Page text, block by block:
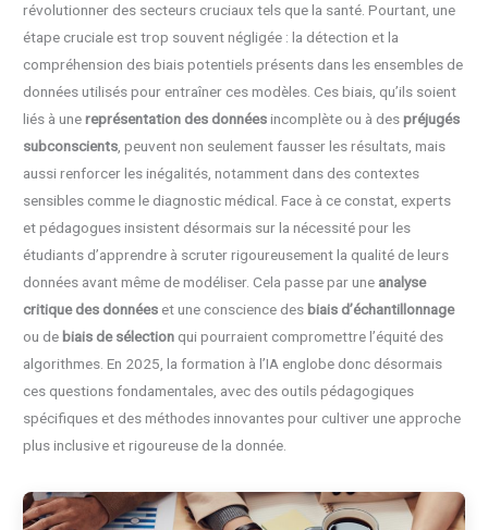
révolutionner des secteurs cruciaux tels que la santé. Pourtant, une
étape cruciale est trop souvent négligée : la détection et la
compréhension des biais potentiels présents dans les ensembles de
données utilisés pour entraîner ces modèles. Ces biais, qu’ils soient
liés à unereprésentation des donnéesincomplète ou à despréjugés
subconscients, peuvent non seulement fausser les résultats, mais
aussi renforcer les inégalités, notamment dans des contextes
sensibles comme le diagnostic médical. Face à ce constat, experts
et pédagogues insistent désormais sur la nécessité pour les
étudiants d’apprendre à scruter rigoureusement la qualité de leurs
données avant même de modéliser. Cela passe par une analyse
critique des données et une conscience des biais d’échantillonnage
ou de biais de sélection qui pourraient compromettre l’équité des
algorithmes. En 2025, la formation à l’IA englobe donc désormais
ces questions fondamentales, avec des outils pédagogiques
spécifiques et des méthodes innovantes pour cultiver une approche
plus inclusive et rigoureuse de la donnée.